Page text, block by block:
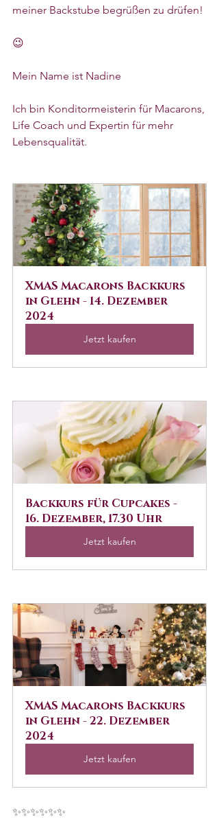
meiner Backstube begrüßen zu drüfen!
😉
Mein Name ist Nadine
Ich bin Konditormeisterin für Macarons,
Life Coach und Expertin für mehr
Lebensqualität.
XMAS Macarons Backkurs
in Glehn - 14. Dezember
2024
Jetzt kaufen
Backkurs für Cupcakes -
16. Dezember, 17.30 Uhr
Jetzt kaufen
XMAS Macarons Backkurs
in Glehn - 22. Dezember
2024
Jetzt kaufen
✨✨✨✨✨✨